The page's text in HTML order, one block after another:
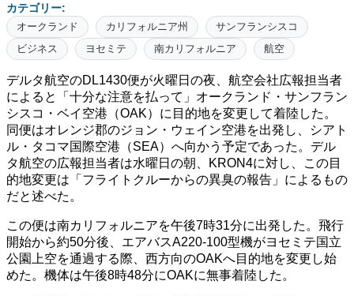
カテゴリー:
オークランド カリフォルニア州
サンフランシスコ
ビジネス
ヨセミテ 南カリフォルニア 航空
デルタ航空のDL1430便が火曜日の夜、航空会社広報担当者
によると「十分な注意を払って」オークランド・サンフラン
シスコ・ベイ空港（OAK）に目的地を変更して着陸した。
同便はオレンジ郡のジョン・ウェイン空港を出発し、シアト
ル・タコマ国際空港（SEA）へ向かう予定であった。デル
タ航空の広報担当者は水曜日の朝、KRON4に対し、この目
的地変更は「フライトクルーからの異臭の報告」によるもの
だと述べた。
この便は南カリフォルニアを午後7時31分に出発した。飛行
開始から約50分後、エアバスA220-100型機がヨセミテ国立
公園上空を通過する際、西方向のOAKへ目的地を変更し始
めた。機体は午後8時48分にOAKに無事着陸した。